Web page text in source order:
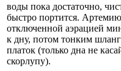
воды пока достаточно,
быстро портится.
отключенной аэрацией
к дну, потом тонким
платок (только дна не
скорлупу).